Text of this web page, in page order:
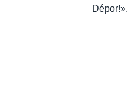
Dépor!».